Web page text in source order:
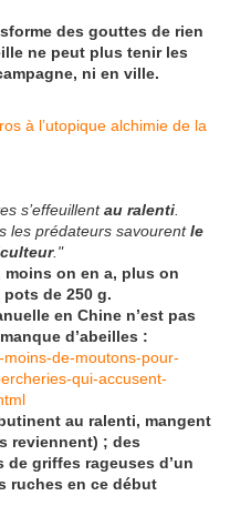
des gouttes de rien
ne peut plus tenir les
ni en ville.
s’effeuillentau ralenti
les prédateurs savourentle
."
moins on en a, plus on
pots de 250 g.
en Chine n’est pas
d’abeilles :
de-moutons-pour-
qui-accusent-
au ralenti, mangent
reviennent) ; des
griffes rageuses d’un
ruches en ce début